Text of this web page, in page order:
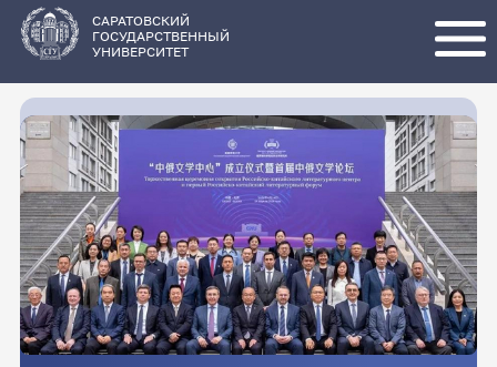
основному
содержанию
САРАТОВСКИЙ
ГОСУДАРСТВЕННЫЙ
УНИВЕРСИТЕТ